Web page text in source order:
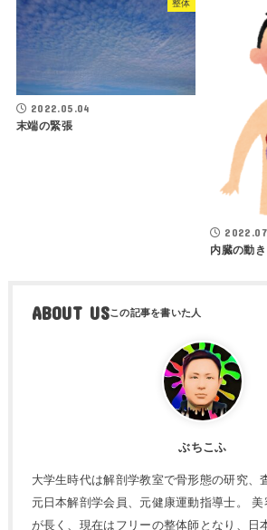
整体
2022.05.04
末端の緊張
内臓の動き
ABOUT US
ぶちこふ
大学生時代は解剖学教室で骨形態の研究、
元日本解剖学会員、元健康運動指導士。
が長く、現在はフリーの整体師となり、日